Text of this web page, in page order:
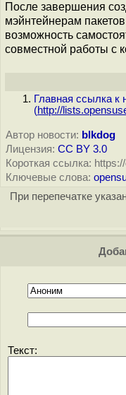
После завершения
мэйнтейнерам
возможность
совместной работы с
Главная ссылка к
(http://
Автор новости: blkdog
Лицензия: CC BY 3.0
Короткая ссылка:
Ключевые слова:
При перепечатке
Текст: